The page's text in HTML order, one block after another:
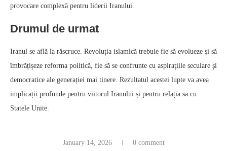
provocare complexă pentru liderii Iranului.
Drumul de urmat
Iranul se află la răscruce. Revoluția islamică trebuie fie să evolueze și să
îmbrățișeze reforma politică, fie să se confrunte cu aspirațiile seculare și
democratice ale generației mai tinere. Rezultatul acestei lupte va avea
implicații profunde pentru viitorul Iranului și pentru relația sa cu
Statele Unite.
January 14, 2026 0 comment